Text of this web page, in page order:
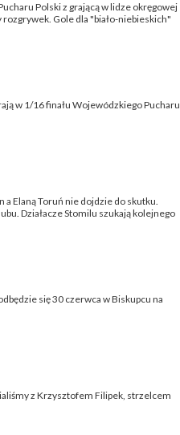
Polski z grającą w lidze okręgowej
rozgrywek. Gole dla "biało-niebieskich"
w 1/16 finału Wojewódzkiego Pucharu
Elaną Toruń nie dojdzie do skutku.
Działacze Stomilu szukają kolejnego
się 30 czerwca w Biskupcu na
z Krzysztofem Filipek, strzelcem